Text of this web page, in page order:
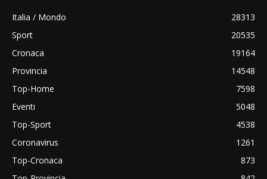
Italia / Mondo
28313
Sport
20535
Cronaca
19164
Provincia
14548
Top-Home
7598
Eventi
5048
Top-Sport
4538
Coronavirus
1261
Top-Cronaca
873